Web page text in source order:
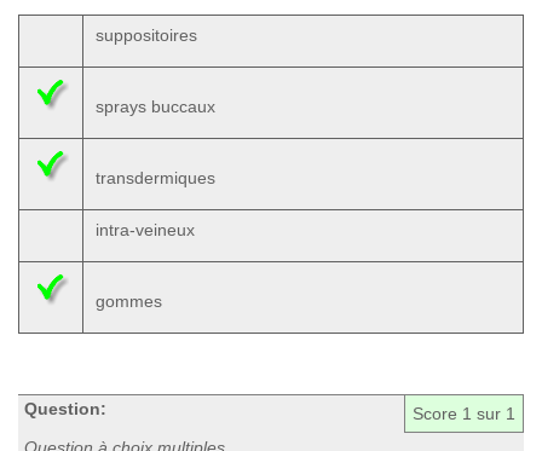
suppositoires
sprays buccaux
transdermiques
intra-veineux
gommes
Score 1 sur 1
Question: